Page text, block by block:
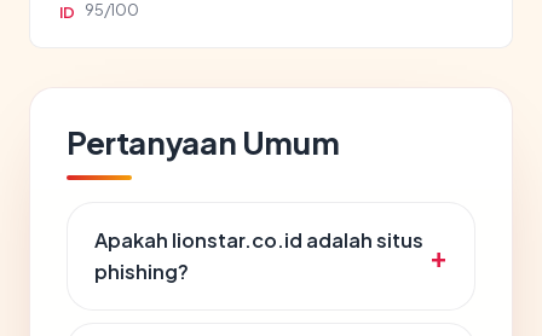
ID 95/100
Pertanyaan Umum
Apakah lionstar.co.id adalah situs
phishing?